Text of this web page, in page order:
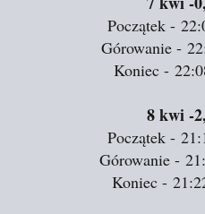
Początek -
Górowanie -
Koniec -
8 kwi-
Początek -
Górowanie -
Koniec -